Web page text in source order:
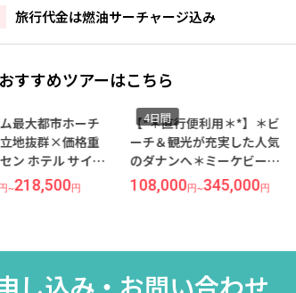
旅行代金は燃油サーチャージ込み
すすめツアーはこちら
最大都市ホーチ
地抜群×価格重
ン ホテル サイゴ
チミン4日間【成
ジェット利用】●
円~218,500 円
【*＊直行便利用＊*】＊ビ
ーチ＆観光が充実した人気
のダナンへ＊ミーケビーチ
が目の前に広がる壮観な景
色が人気の5ツ星ホテル！
田発/ベトナム航空利用】
4日間
108,000 円~345,000 円
し込み・ お問い合わせ